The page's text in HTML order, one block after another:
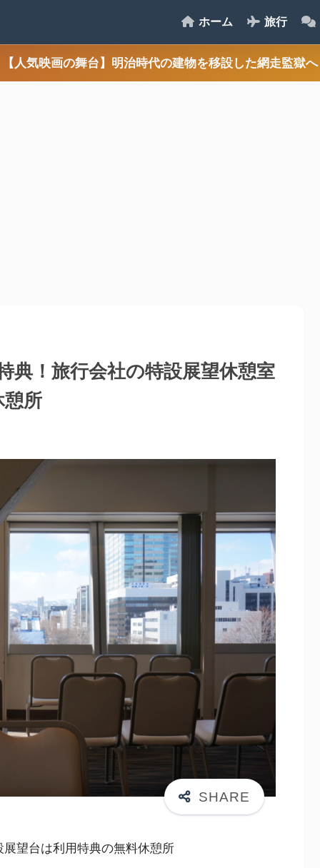
ホーム 旅行
【人気映画の舞台】明治時代の建物を移設した網走監獄へ
典！旅行会社の特設展望休憩室
憩所
望台は利用特典の無料休憩所